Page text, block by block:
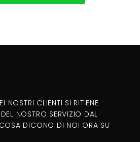
NOSTRI CLIENTI SI RITIENE
NOSTRO SERVIZIO DAL
DICONO DI NOI ORA SU